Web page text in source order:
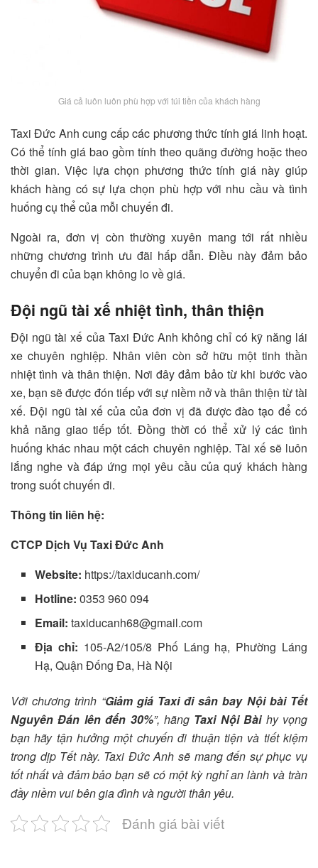
Giá cả luôn luôn phù hợp với túi tiền của khách hàng
Taxi Đức Anh cung cấp các phương thức tính giá linh hoạt.
Có thể tính giá bao gồm tính theo quãng đường hoặc theo
thời gian. Việc lựa chọn phương thức tính giá này giúp
khách hàng có sự lựa chọn phù hợp với nhu cầu và tình
huống cụ thể của mỗi chuyến đi.
Ngoài ra, đơn vị còn thường xuyên mang tới rất nhiều
những chương trình ưu đãi hấp dẫn. Điều này đảm bảo
chuyển đi của bạn không lo về giá.
Đội ngũ tài xế nhiệt tình, thân thiện
Đội ngũ tài xế của Taxi Đức Anh không chỉ có kỹ năng lái
xe chuyên nghiệp. Nhân viên còn sở hữu một tinh thần
nhiệt tình và thân thiện. Nơi đây đảm bảo từ khi bước vào
xe, bạn sẽ được đón tiếp với sự niềm nở và thân thiện từ tài
xế. Đội ngũ tài xế của của đơn vị đã được đào tạo để có
khả năng giao tiếp tốt. Đồng thời có thể xử lý các tình
huống khác nhau một cách chuyên nghiệp. Tài xế sẽ luôn
lắng nghe và đáp ứng mọi yêu cầu của quý khách hàng
trong suốt chuyến đi.
Thông tin liên hệ:
CTCP Dịch Vụ Taxi Đức Anh
Website: https://taxiducanh.com/
Hotline:0353 960 094
Email: taxiducanh68@gmail.com
Địa chỉ: 105-A2/105/8 Phố Láng hạ, Phường Láng
Hạ, Quận Đống Đa, Hà Nội
Với chương trình “Giảm giá Taxi đi sân bay Nội bài Tết
Nguyên Đán lên đến 30%”, hãng Taxi Nội Bàihy vọng
bạn hãy tận hưởng một chuyến đi thuận tiện và tiết kiệm
trong dịp Tết này. Taxi Đức Anh sẽ mang đến sự phục vụ
tốt nhất và đảm bảo bạn sẽ có một kỳ nghỉ an lành và tràn
đầy niềm vui bên gia đình và người thân yêu.
Đánh giá bài viết